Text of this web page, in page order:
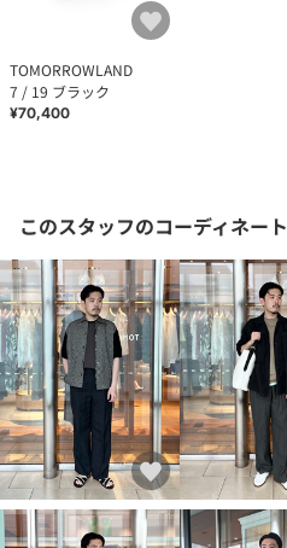
TOMORROWLAND
7 / 19 ブラック
¥70,400
このスタッフのコーディネート